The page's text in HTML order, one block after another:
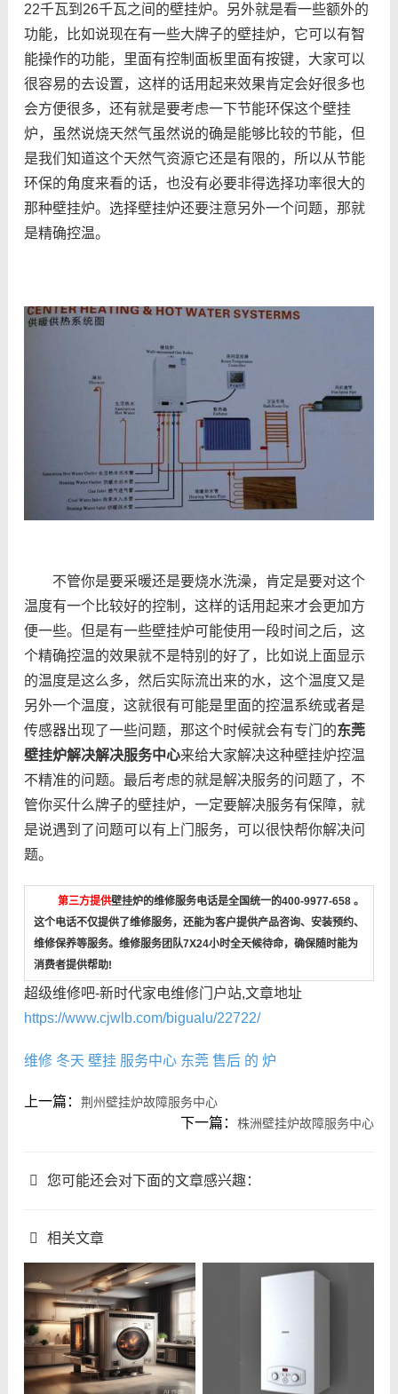
22千瓦到26千瓦之间的壁挂炉。另外就是看一些额外的
功能，比如说现在有一些大牌子的壁挂炉，它可以有智
能操作的功能，里面有控制面板里面有按键，大家可以
很容易的去设置，这样的话用起来效果肯定会好很多也
会方便很多，还有就是要考虑一下节能环保这个壁挂
炉，虽然说烧天然气虽然说的确是能够比较的节能，但
是我们知道这个天然气资源它还是有限的，所以从节能
环保的角度来看的话，也没有必要非得选择功率很大的
那种壁挂炉。选择壁挂炉还要注意另外一个问题，那就
是精确控温。
不管你是要采暖还是要烧水洗澡，肯定是要对这个
温度有一个比较好的控制，这样的话用起来才会更加方
便一些。但是有一些壁挂炉可能使用一段时间之后，这
个精确控温的效果就不是特别的好了，比如说上面显示
的温度是这么多，然后实际流出来的水，这个温度又是
另外一个温度，这就很有可能是里面的控温系统或者是
传感器出现了一些问题，那这个时候就会有专门的东莞
壁挂炉解决解决服务中心来给大家解决这种壁挂炉控温
不精准的问题。最后考虑的就是解决服务的问题了，不
管你买什么牌子的壁挂炉，一定要解决服务有保障，就
是说遇到了问题可以有上门服务，可以很快帮你解决问
题。
第三方提供壁挂炉的维修服务电话是全国统一的400-9977-658 。
这个电话不仅提供了维修服务，还能为客户提供产品咨询、安装预约、
维修保养等服务。维修服务团队7X24小时全天候待命，确保随时能为
消费者提供帮助!
超级维修吧-新时代家电维修门户站,文章地址
https://www.cjwlb.com/bigualu/22722/
维修 冬天 壁挂 服务中心 东莞 售后 的 炉
上一篇： 荆州壁挂炉故障服务中心
下一篇：株洲壁挂炉故障服务中心
您可能还会对下面的文章感兴趣：
相关文章